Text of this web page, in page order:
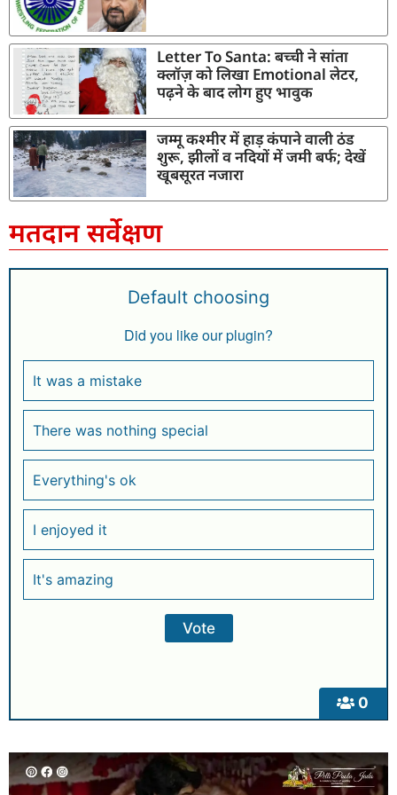
Letter To Santa: बच्ची ने सांता
क्लॉज़ को लिखा Emotional लेटर,
पढ़ने के बाद लोग हुए भावुक
जम्मू कश्मीर में हाड़ कंपाने वाली ठंड
शुरू, झीलों व नदियों में जमी बर्फ; देखें
खूबसूरत नजारा
मतदान सर्वेक्षण
0
Default choosing
Did you like our plugin?
It was a mistake
There was nothing special
Everything's ok
I enjoyed it
It's amazing